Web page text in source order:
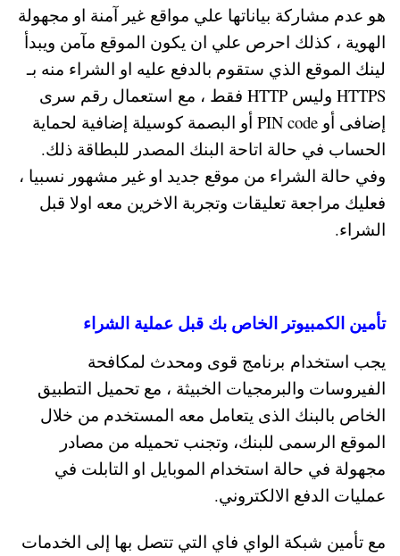
هو عدم مشاركة بياناتها علي مواقع غير آمنة او مجهولة
الهوية ، كذلك احرص علي ان يكون الموقع مآمن ويبدأ
لينك الموقع الذي ستقوم بالدفع عليه او الشراء منه بـ
HTTPS وليس HTTP فقط ، مع استعمال رقم سرى
إضافى أو PIN code أو البصمة كوسيلة إضافية لحماية
الحساب في حالة اتاحة البنك المصدر للبطاقة ذلك.
وفي حالة الشراء من موقع جديد او غير مشهور نسبيا ،
فعليك مراجعة تعليقات وتجربة الاخرين معه اولا قبل
الشراء.
تأمين الكمبيوتر الخاص بك قبل عملية الشراء
يجب استخدام برنامج قوى ومحدث لمكافحة
الفيروسات والبرمجيات الخبيثة ، مع تحميل التطبيق
الخاص بالبنك الذى يتعامل معه المستخدم من خلال
الموقع الرسمى للبنك، وتجنب تحميله من مصادر
مجهولة في حالة استخدام الموبايل او التابلت في
عمليات الدفع الالكتروني.
مع تأمين شبكة الواي فاي التي تتصل بها إلى الخدمات